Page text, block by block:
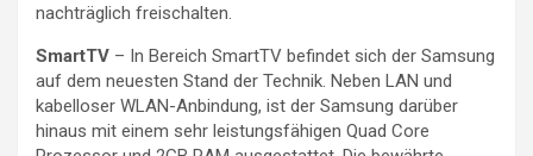
nachträglich freischalten.
SmartTV – In Bereich SmartTV befindet sich der Samsung
auf dem neuesten Stand der Technik. Neben LAN und
kabelloser WLAN-Anbindung, ist der Samsung darüber
hinaus mit einem sehr leistungsfähigen Quad Core